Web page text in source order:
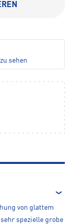
sehen
von glattem
spezielle grobe